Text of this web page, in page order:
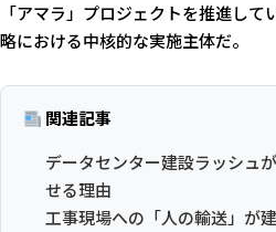
「アマラ」プロジェクトを推進し
略における中核的な実施主体だ。
関連記事
データセンター建設ラッシュ
せる理由
工事現場への「人の輸送」が